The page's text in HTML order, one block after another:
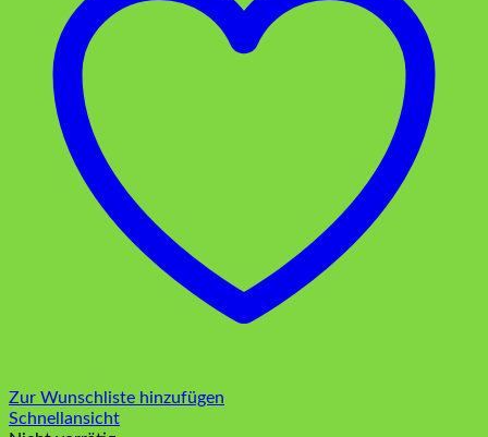
Zur Wunschliste hinzufügen
Schnellansicht